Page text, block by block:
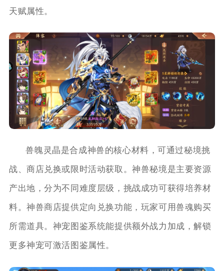
天赋属性。
兽魄灵晶是合成神兽的核心材料，可通过秘境挑
战、商店兑换或限时活动获取。神兽秘境是主要资源
产出地，分为不同难度层级，挑战成功可获得培养材
料。神兽商店提供定向兑换功能，玩家可用兽魂购买
所需道具。神宠图鉴系统能提供额外战力加成，解锁
更多神宠可激活图鉴属性。